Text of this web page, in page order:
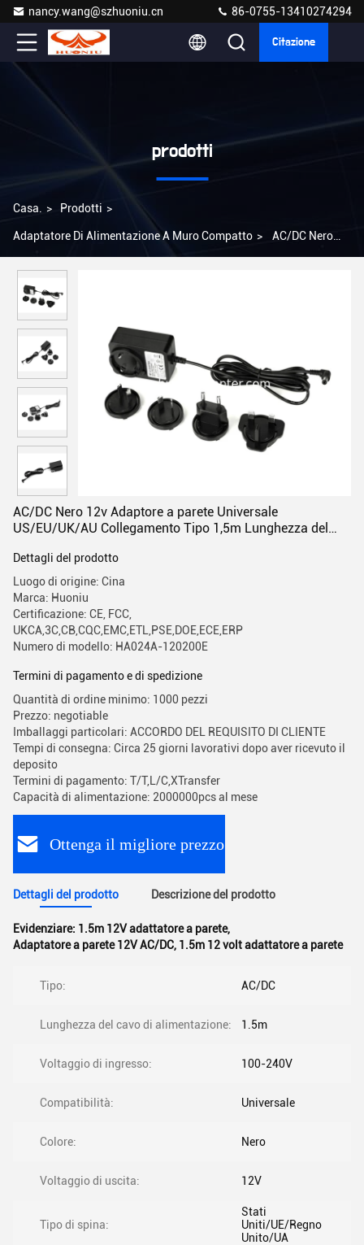
nancy.wang@szhuoniu.cn 86-0755-13410274294
Citazione
prodotti
Casa. > Prodotti >
Adaptatore Di Alimentazione A Muro Compatto > AC/DC Nero
Tipo 1,5m Lunghezza del cavo
AC/DC Nero 12v Adaptore a parete Universale
US/EU/UK/AU Collegamento Tipo 1,5m Lunghezza del
Dettagli del prodotto
Luogo di origine: Cina
Marca: Huoniu
Certificazione: CE, FCC,
UKCA,3C,CB,CQC,EMC,ETL,PSE,DOE,ECE,ERP
Numero di modello: HA024A-120200E
Termini di pagamento e di spedizione
Quantità di ordine minimo: 1000 pezzi
Prezzo: negotiable
Imballaggi particolari: ACCORDO DEL REQUISITO DI CLIENTE
Tempi di consegna: Circa 25 giorni lavorativi dopo aver ricevuto il
deposito
Termini di pagamento: T/T,L/C,XTransfer
Capacità di alimentazione: 2000000pcs al mese
Ottenga il migliore prezzo
Dettagli del prodotto Descrizione del prodotto
Evidenziare: 1.5m 12V adattatore a parete,
Adaptatore a parete 12V AC/DC, 1.5m 12 volt adattatore a parete
Tipo: AC/DC
Lunghezza del cavo di alimentazione: 1.5m
Voltaggio di ingresso: 100-240V
Compatibilità: Universale
Colore: Nero
Voltaggio di uscita: 12V
Tipo di spina:
Stati
Uniti/UE/Regno
Unito/UA